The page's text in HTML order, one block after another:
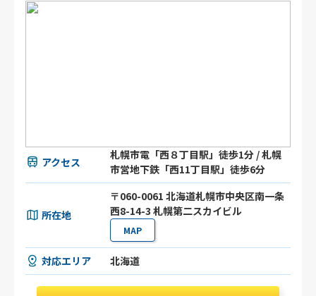
アクセス
札幌市電「西８丁目駅」徒歩1分 / 札幌
市営地下鉄「西11丁目駅」徒歩6分
所在地
〒060-0061 北海道札幌市中央区南一条
西8-14-3 札幌第二スカイビル
MAP
対応エリア 北海道